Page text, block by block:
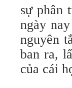
sự phân
ngày
nguyên
ban ra,
của cái